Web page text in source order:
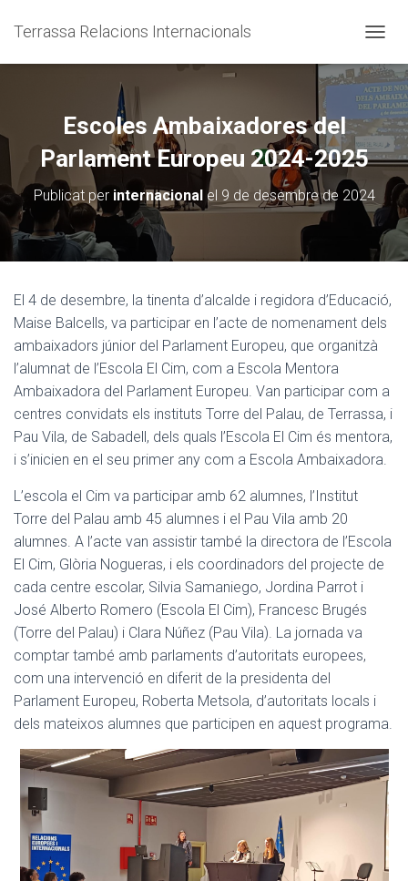
Terrassa Relacions Internacionals
Escoles Ambaixadores del
Parlament Europeu 2024-2025
Publicat per internacionalel 9 de desembre de 2024
El 4 de desembre, la tinenta d’alcalde i regidora d’Educació,
Maise Balcells, va participar en l’acte de nomenament dels
ambaixadors júnior del Parlament Europeu, que organitzà
l’alumnat de l’Escola El Cim, com a Escola Mentora
Ambaixadora del Parlament Europeu. Van participar com a
centres convidats els instituts Torre del Palau, de Terrassa, i
Pau Vila, de Sabadell, dels quals l’Escola El Cim és mentora,
i s’inicien en el seu primer any com a Escola Ambaixadora.
L’escola el Cim va participar amb 62 alumnes, l’Institut
Torre del Palau amb 45 alumnes i el Pau Vila amb 20
alumnes. A l’acte van assistir també la directora de l’Escola
El Cim, Glòria Nogueras, i els coordinadors del projecte de
cada centre escolar, Silvia Samaniego, Jordina Parrot i
José Alberto Romero (Escola El Cim), Francesc Brugés
(Torre del Palau) i Clara Núñez (Pau Vila). La jornada va
comptar també amb parlaments d’autoritats europees,
com una intervenció en diferit de la presidenta del
Parlament Europeu, Roberta Metsola, d’autoritats locals i
dels mateixos alumnes que participen en aquest programa.